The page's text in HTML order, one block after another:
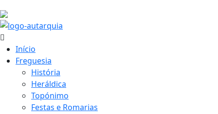
Início
Freguesia
História
Heráldica
Topónimo
Festas e Romarias